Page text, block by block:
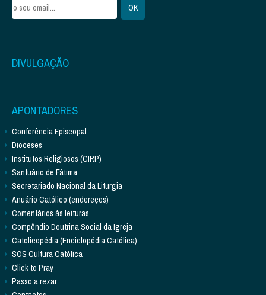
DIVULGAÇÃO
APONTADORES
Conferência Episcopal
Dioceses
Institutos Religiosos (CIRP)
Santuário de Fátima
Secretariado Nacional da Liturgia
Anuário Católico (endereços)
Comentários às leituras
Compêndio Doutrina Social da Igreja
Catolicopédia (Enciclopédia Católica)
SOS Cultura Católica
Click to Pray
Passo a rezar